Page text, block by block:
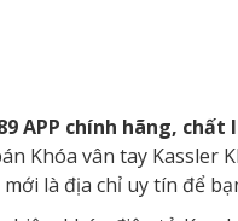
APP chính hãng, chất
Khóa vân tay Kassler
là địa chỉ uy tín để